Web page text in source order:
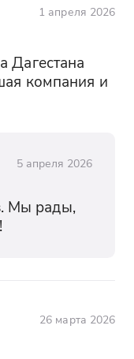
1 апреля 2026
Дагестана
компания и
5 апреля 2026
Мы рады,
26 марта 2026